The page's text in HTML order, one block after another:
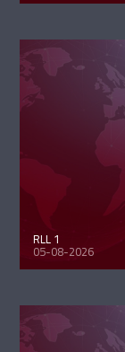
RLL 1
05-08-2026